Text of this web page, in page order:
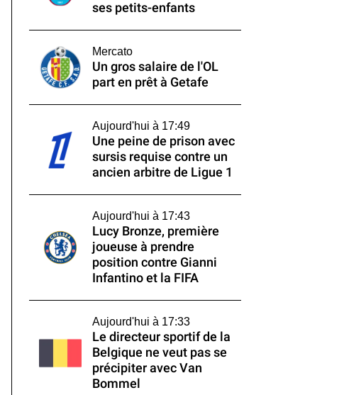
ses petits-enfants
Mercato
Un gros salaire de l'OL
part en prêt à Getafe
Aujourd'hui à 17:49
Une peine de prison avec
sursis requise contre un
ancien arbitre de Ligue 1
Aujourd'hui à 17:43
Lucy Bronze, première
joueuse à prendre
position contre Gianni
Infantino et la FIFA
Aujourd'hui à 17:33
Le directeur sportif de la
Belgique ne veut pas se
précipiter avec Van
Bommel